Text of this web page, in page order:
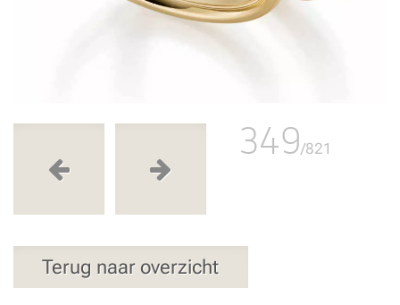
349/821
Terug naar overzicht